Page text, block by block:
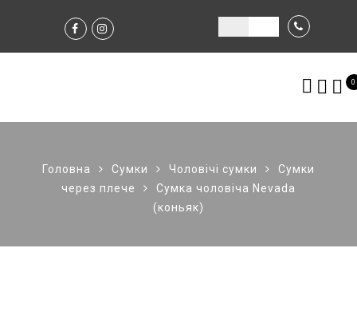
0
Головна Сумки Чоловічі сумки
Сумки
через плече
Сумка чоловіча Nevada
(коньяк)